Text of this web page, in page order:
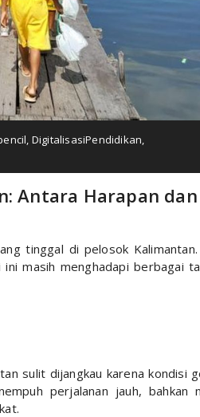
, DigitalisasiPendidikan,
Antara Harapan dan
tinggal di pelosok Kalimantan.
masih menghadapi berbagai
sulit dijangkau karena kondisi
perjalanan jauh, bahkan